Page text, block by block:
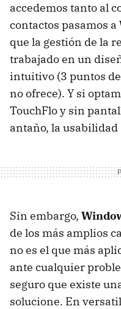
accedemos tanto al
contactos pasamos a
que la gestión de la
trabajado en un
intuitivo (3 puntos
no ofrece). Y si
TouchFlo y sin
antaño, la usabilidad
Sin embargo,
de los más amplios
no es el que más
ante cualquier
seguro que existe
solucione. En